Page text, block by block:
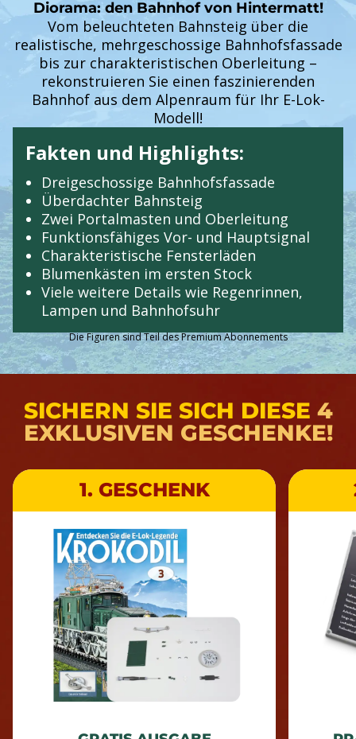
Diorama: den Bahnhof von Hintermatt!
Vom beleuchteten Bahnsteig über die
realistische, mehrgeschossige Bahnhofsfassade
bis zur charakteristischen Oberleitung –
rekonstruieren Sie einen faszinierenden
Bahnhof aus dem Alpenraum für Ihr E-Lok-
Modell!
Fakten und Highlights:
Dreigeschossige Bahnhofsfassade
Überdachter Bahnsteig
Zwei Portalmasten und Oberleitung
Funktionsfähiges Vor- und Hauptsignal
Charakteristische Fensterläden
Blumenkästen im ersten Stock
Viele weitere Details wie Regenrinnen,
Lampen und Bahnhofsuhr
Die Figuren sind Teil des Premium Abonnements
SICHERN SIE SICH DIESE 4
EXKLUSIVEN GESCHENKE!
1. GESCHENK